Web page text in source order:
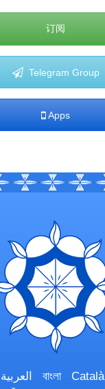
订阅
Telegram Group
Apps
العربية বাংলা Català